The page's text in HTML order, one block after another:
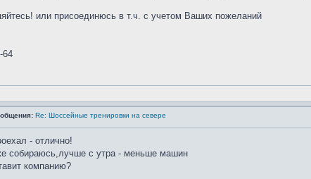
или присоединюсь в т.ч. с учетом Ваших пожеланий
64
Re: Шоссейные тренировки на севере
- отлично!
собираюсь,лучше с утра - меньше машин
компанию?